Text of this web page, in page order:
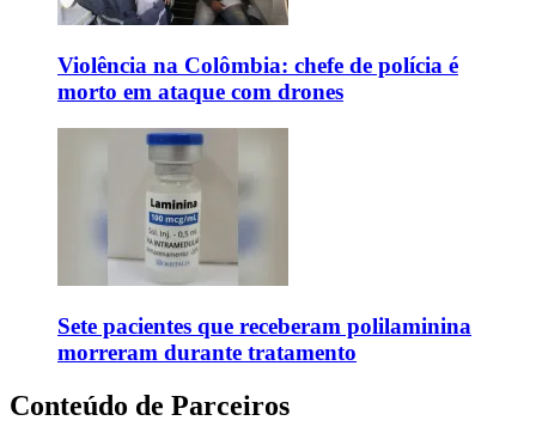
Violência na Colômbia: chefe de polícia é
morto em ataque com drones
Sete pacientes que receberam polilaminina
morreram durante tratamento
Conteúdo de Parceiros